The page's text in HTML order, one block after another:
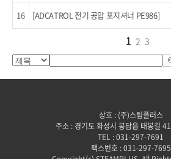
16
[ADCATROL 전기 공압 포지셔너 PE986]
1 2 3
상호 : (주)스팀플러스
주소 : 경기도 화성시 봉담읍 태봉길
TEL : 031-297-7691
팩스번호 : 031-297-7695